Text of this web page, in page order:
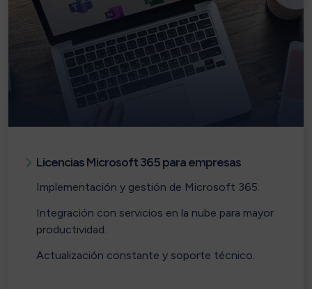
Licencias Microsoft 365 para empresas
Implementación y gestión de Microsoft 365.
Integración con servicios en la nube para mayor
productividad.
Actualización constante y soporte técnico.